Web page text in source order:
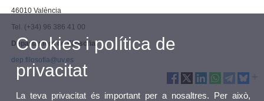
46010 València
Tel. (+34) 96 386 41 00
Departament de Filosofia
dep.filosofia@uv.es
Cookies i política de
privacitat
La teva privacitat és important per a nosaltres. Per això,